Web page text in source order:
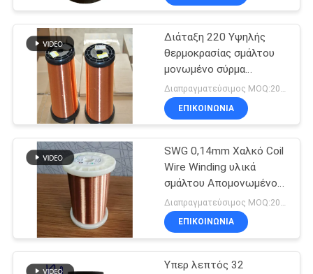
Καλώδιο FIW
Μόνο συνδέοντας
καλώδιο
219
Διάταξη 220 Υψηλής
θερμοκρασίας σμάλτου
μονωμένο σύρμα
περιτύλιξης χαλκού 0,14
mm
ΕΠΙΚΟΙΝΩΝΙΑ
SWG 0,14mm Χαλκό Coil
Wire Winding υλικά
σμάλτου Απομονωμένο
στερεό IEC / JIS / NEMA
1000
ΕΠΙΚΟΙΝΩΝΙΑ
Υπερ λεπτός 32